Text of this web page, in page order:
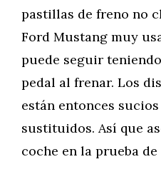
pastillas de freno no
Ford Mustang muy
puede seguir
pedal al frenar. Los
están entonces
sustituidos. Así que
coche en la prueba